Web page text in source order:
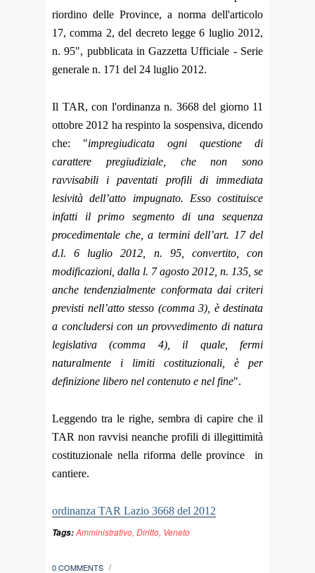
riordino delle Province, a norma dell'articolo
17, comma 2, del decreto legge 6 luglio 2012,
n. 95", pubblicata in Gazzetta Ufficiale - Serie
generale n. 171 del 24 luglio 2012.
Il TAR, con l'ordinanza n. 3668 del giorno 11
ottobre 2012 ha respinto la sospensiva, dicendo
che: "impregiudicata ogni questione di
carattere pregiudiziale, che non sono
ravvisabili i paventati profili di immediata
lesività dell’atto impugnato. Esso costituisce
infatti il primo segmento di una sequenza
procedimentale che, a termini dell’art. 17 del
d.l. 6 luglio 2012, n. 95, convertito, con
modificazioni, dalla l. 7 agosto 2012, n. 135, se
anche tendenzialmente conformata dai criteri
previsti nell’atto stesso (comma 3), è destinata
a concludersi con un provvedimento di natura
legislativa (comma 4), il quale, fermi
naturalmente i limiti costituzionali, è per
definizione libero nel contenuto e nel fine".
Leggendo tra le righe, sembra di capire che il
TAR non ravvisi neanche profili di illegittimità
costituzionale nella riforma delle province in
cantiere.
ordinanza TAR Lazio 3668 del 2012
Tags:Amministrativo, Diritto, Veneto
0 COMMENTS /